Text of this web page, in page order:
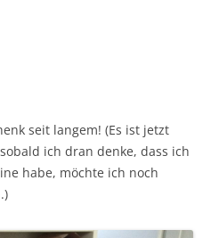
seit langem! (Es ist jetzt
ich dran denke, dass ich
habe, möchte ich noch